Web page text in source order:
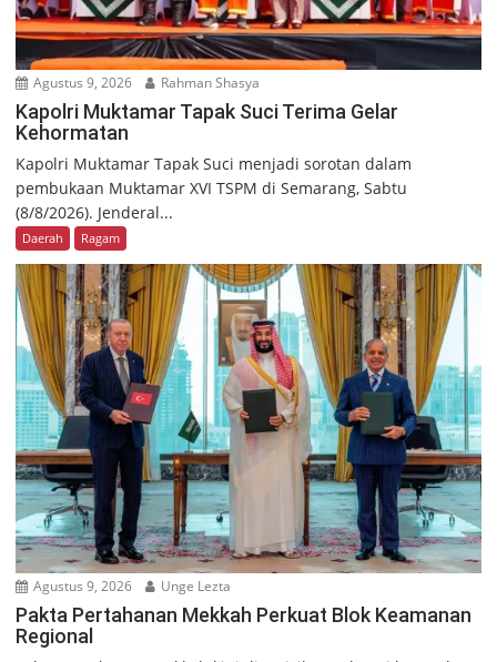
Agustus 9, 2026 Rahman Shasya
Kapolri Muktamar Tapak Suci Terima Gelar
Kehormatan
Kapolri Muktamar Tapak Suci menjadi sorotan dalam
pembukaan Muktamar XVI TSPM di Semarang, Sabtu
(8/8/2026). Jenderal...
Daerah Ragam
Agustus 9, 2026 Unge Lezta
Pakta Pertahanan Mekkah Perkuat Blok Keamanan
Regional